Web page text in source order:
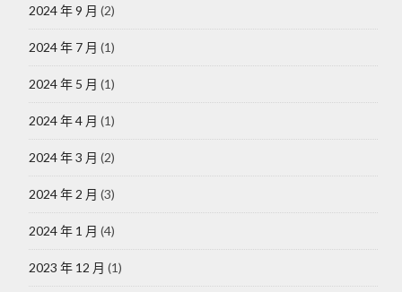
2024 年 9 月 (2)
2024 年 7 月 (1)
2024 年 5 月 (1)
2024 年 4 月 (1)
2024 年 3 月 (2)
2024 年 2 月 (3)
2024 年 1 月 (4)
2023 年 12 月 (1)